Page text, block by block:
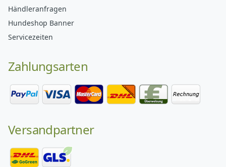
Händleranfragen
Hundeshop Banner
Servicezeiten
Zahlungsarten
Versandpartner